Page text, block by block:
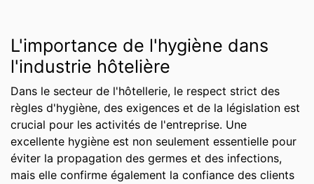
L'importance de l'hygiène dans
l'industrie hôtelière
Dans le secteur de l'hôtellerie, le respect strict des
règles d'hygiène, des exigences et de la législation est
crucial pour les activités de l'entreprise. Une
excellente hygiène est non seulement essentielle pour
éviter la propagation des germes et des infections,
mais elle confirme également la confiance des clients